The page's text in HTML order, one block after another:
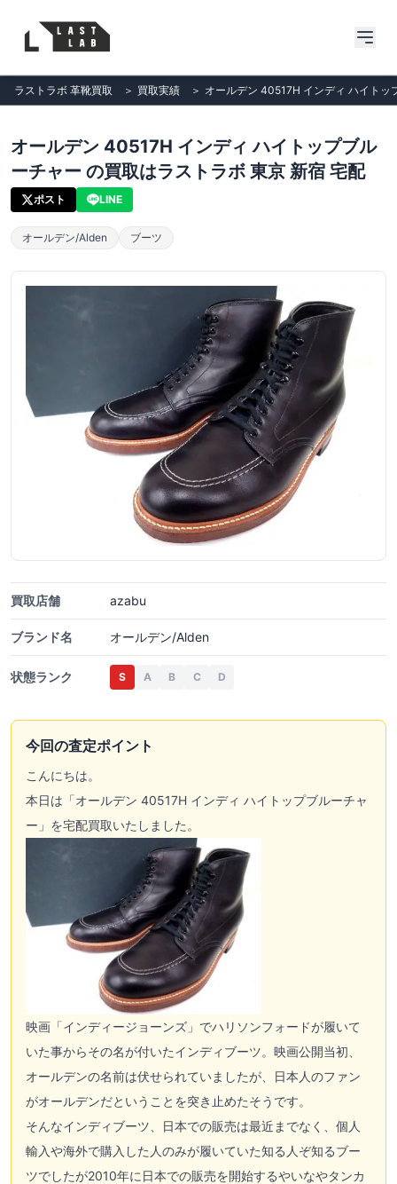
ラストラボ 革靴買取 ＞ 買取実績 ＞ オールデン 40517H インディ ハイトッ
オールデン 40517H インディ ハイトップブル
ーチャー の買取はラストラボ 東京 新宿 宅配
ポスト LINE
オールデン/Alden ブーツ
買取店舗 azabu
ブランド名 オールデン/Alden
状態ランク S A B C D
今回の査定ポイント
こんにちは。
本日は「オールデン 40517H インディ ハイトップブルーチャ
ー」を宅配買取いたしました。
映画「インディージョーンズ」でハリソンフォードが履いて
いた事からその名が付いたインディブーツ。映画公開当初、
オールデンの名前は伏せられていましたが、日本人のファン
がオールデンだということを突き止めたそうです。
そんなインディブーツ、日本での販売は最近までなく、個人
輸入や海外で購入した人のみが履いていた知る人ぞ知るブー
ツでしたが2010年に日本での販売を開始するやいなやタンカ